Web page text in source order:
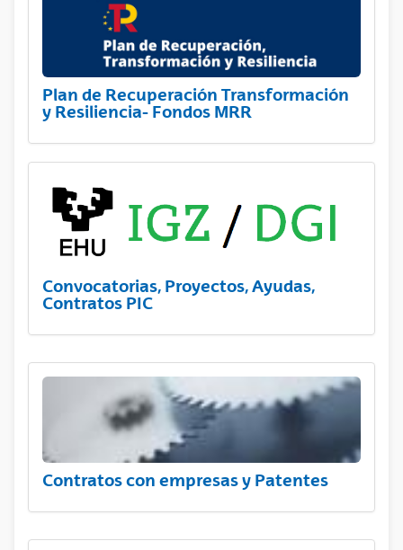
Plan de Recuperación Transformación
y Resiliencia- Fondos MRR
Convocatorias, Proyectos, Ayudas,
Contratos PIC
Contratos con empresas y Patentes